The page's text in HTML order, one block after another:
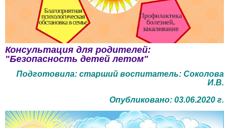
Консультация для родителей:
"Безопасность детей летом"
Подготовила: старший воспитатель: Соколова
И.В.
Опубликовано: 03.06.2020 г.